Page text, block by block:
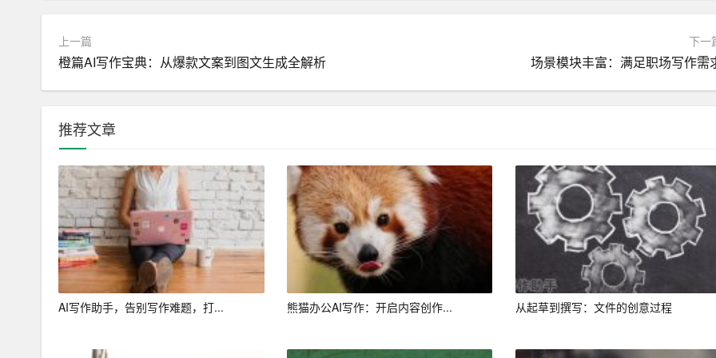
方，并给出修改的建议。
如何使用AI写作助手
目前市场上有许多AI写作助手，如Grammarly、Hemingway Editor、QuillBot等。用户可以根据自己的具体需求
选择合适的工具。
输入写作要求
在使用AI写作助手时，用户需要输入自己的写作要求，比如文章的主题、风格、长度等。
生成与修改
用户可以根据AI写作助手生成的文本进行进一步的修改和完善。在这个过程中，AI写作助手仍然可以在语法、拼
上一篇
橙篇AI写作宝典：从爆款文案到图文生成全解析
下一
场景模块丰富：满足职场写作需
推荐文章
AI写作助手，告别写作难题，打... 熊猫办公AI写作：开启内容创作... 从起草到撰写：文件的创意过程